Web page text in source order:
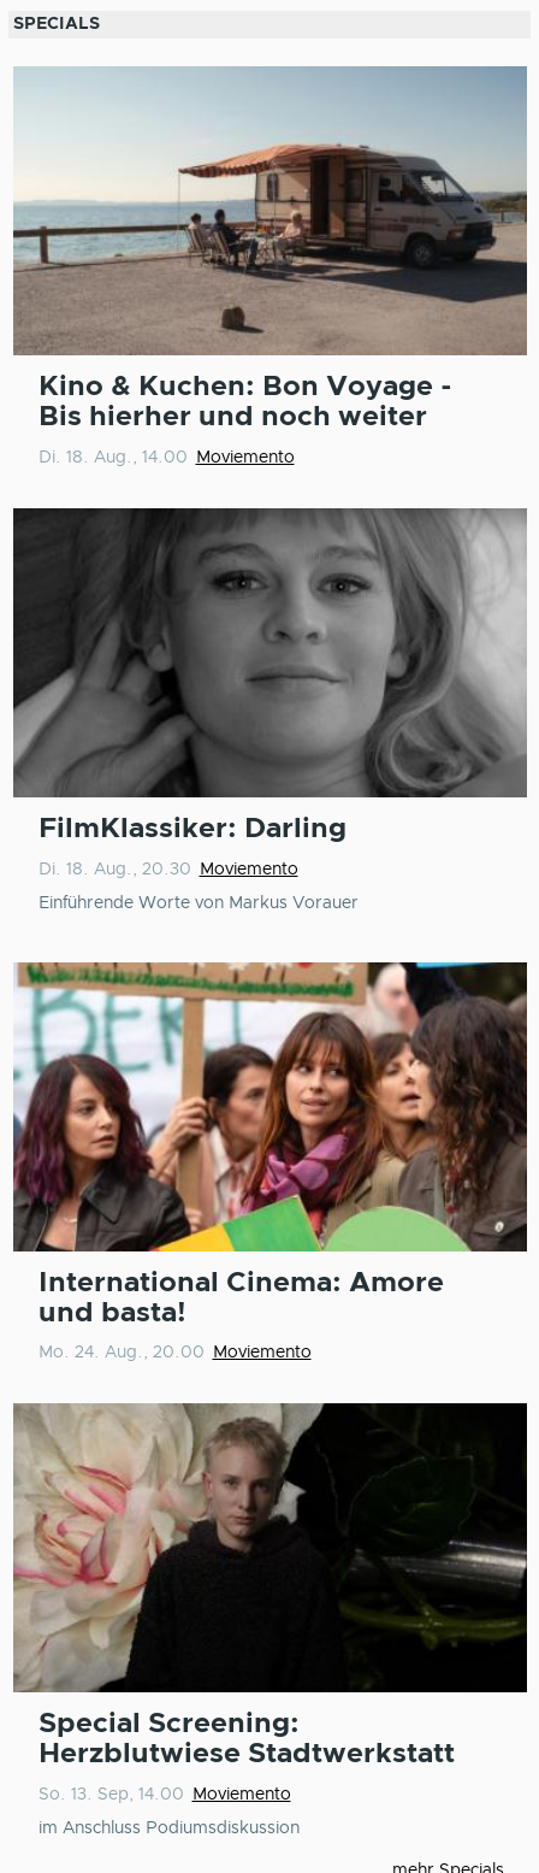
SPECIALS
Kino & Kuchen: Bon Voyage -
Bis hierher und noch weiter
Di. 18. Aug., 14.00 Moviemento
FilmKlassiker: Darling
Di. 18. Aug., 20.30
Moviemento
Einführende Worte von Markus Vorauer
International Cinema: Amore
und basta!
Mo. 24. Aug., 20.00 Moviemento
Special Screening:
Herzblutwiese Stadtwerkstatt
So. 13. Sep, 14.00
Moviemento
im Anschluss Podiumsdiskussion